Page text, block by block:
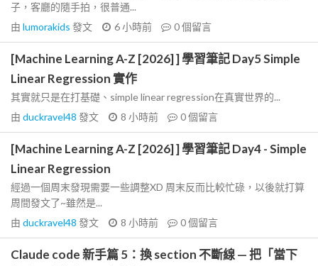
子，客廳的隨手拍，很普通...
由 lumorakids 發文 6 小時前 0個留言
[Machine Learning A-Z [2026] ] 學習筆記 Day5 Simple
Linear Regression 實作
其實就只是在打基礎、simple linear regression在真實世界的...
由 duckravel48 發文 8 小時前 0個留言
[Machine Learning A-Z [2026] ] 學習筆記 Day4 - Simple
Linear Regression
經過一個周末發現需要一些調整XD 周末反而比較忙碌，以後就打算
周間發文了~雖然是...
由 duckravel48 發文 8 小時前 0個留言
Claude code 新手篇 5：換 section 不斷線 — 把「當下